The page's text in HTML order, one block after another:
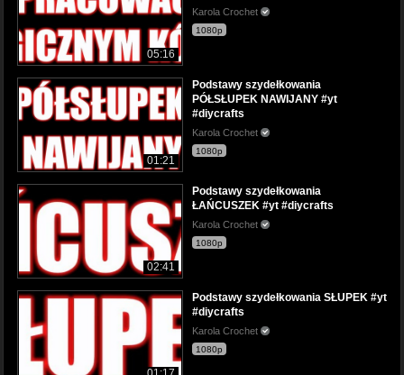
05:16
Karola Crochet
1080p
01:21
Podstawy szydełkowania
PÓŁSŁUPEK NAWIJANY #yt
#diycrafts
Karola Crochet
1080p
02:41
Podstawy szydełkowania
ŁAŃCUSZEK #yt #diycrafts
Karola Crochet
1080p
Podstawy szydełkowania SŁUPEK #yt
#diycrafts
Karola Crochet
1080p